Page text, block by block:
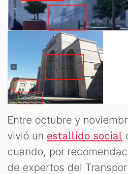
Entre octubre y
vivió un estallido social
cuando, por
de expertos del